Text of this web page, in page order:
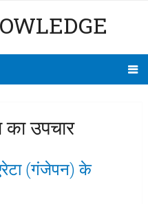
का उपचार
(गंजेपन) के